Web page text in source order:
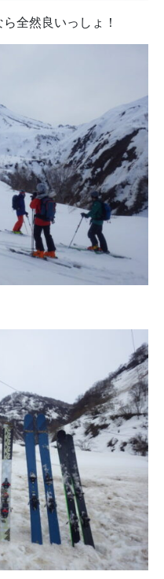
全然良いっしょ！